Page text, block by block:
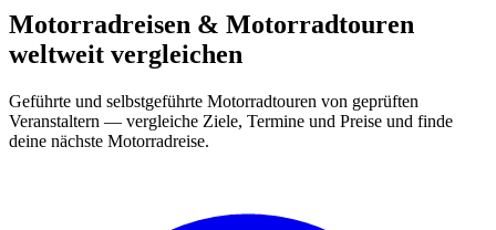
Motorradreisen & Motorradtouren
weltweit vergleichen
Geführte und selbstgeführte Motorradtouren von geprüften
Veranstaltern — vergleiche Ziele, Termine und Preise und finde
deine nächste Motorradreise.